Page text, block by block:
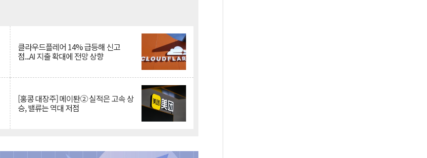
클라우드플레어 14% 급등해 신고
점...AI 지출 확대에 전망 상향
[홍콩 대장주] 메이퇀② 실적은 고속 상
승, 밸류는 역대 저점